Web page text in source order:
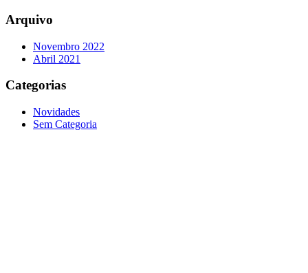
Arquivo
Novembro 2022
Abril 2021
Categorias
Novidades
Sem Categoria